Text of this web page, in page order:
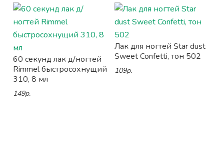
60 секунд лак д/ногтей
Rimmel быстросохнущий
310, 8 мл
149р.
Лак для ногтей Star dust
Sweet Confetti, тон 502
109р.